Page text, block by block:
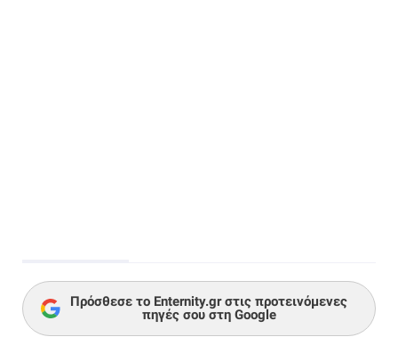
Πρόσθεσε το Enternity.gr στις προτεινόμενες
πηγές σου στη Google